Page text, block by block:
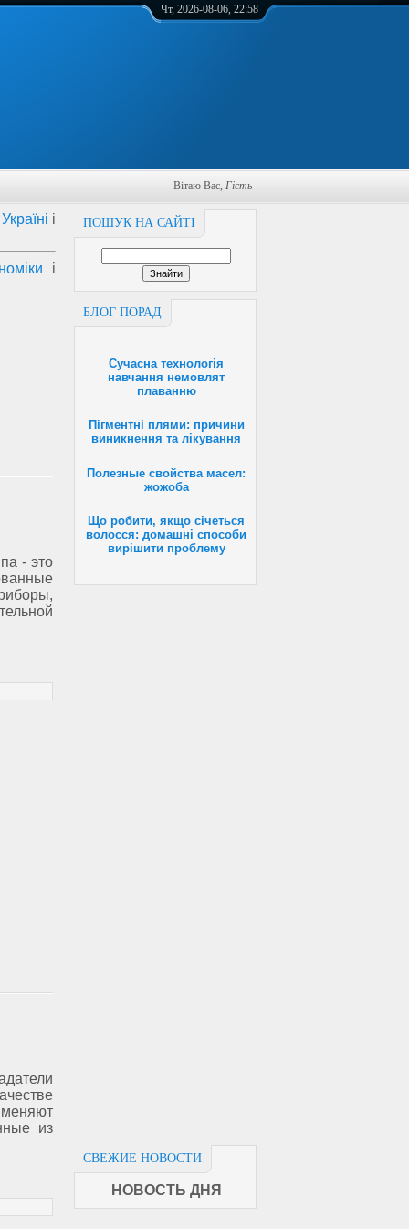
Чт, 2026-08-06, 22:58
Вітаю Вас, Гість
ПОШУК НА САЙТІ
БЛОГ ПОРАД
Сучасна технологія
навчання немовлят
плаванню
Пігментні плями: причини
виникнення та лікування
Полезные свойства масел:
жожоба
Що робити, якщо січеться
волосся: домашні способи
вирішити проблему
СВЕЖИЕ НОВОСТИ
НОВОСТЬ ДНЯ
і
і
- это
из